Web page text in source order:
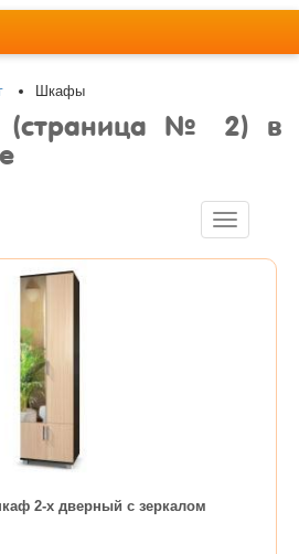
Шкафы
(страница № 2) в
Toggle
navigation
2-х дверный с зеркалом